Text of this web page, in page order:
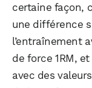
certaine façon,
une différence
l’entraînement
de force 1RM,
avec des